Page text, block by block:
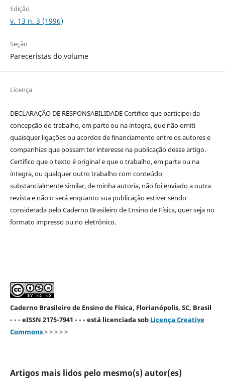
Edição
v. 13 n. 3 (1996)
Seção
Pareceristas do volume
Licença
DECLARAÇÃO DE RESPONSABILIDADE Certifico que participei da
concepção do trabalho, em parte ou na íntegra, que não omiti
quaisquer ligações ou acordos de financiamento entre os autores e
companhias que possam ter interesse na publicação desse artigo.
Certifico que o texto é original e que o trabalho, em parte ou na
íntegra, ou qualquer outro trabalho com conteúdo
substancialmente similar, de minha autoria, não foi enviado a outra
revista e não o será enquanto sua publicação estiver sendo
considerada pelo Caderno Brasileiro de Ensino de Física, quer seja no
formato impresso ou no eletrônico.
Caderno Brasileiro de Ensino de Física, Florianópolis, SC, Brasil
- - - eISSN 2175-7941 - - - está licenciada sob Licença Creative
Commons> > > > >
Artigos mais lidos pelo mesmo(s) autor(es)